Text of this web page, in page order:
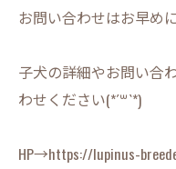
お問い合わせはお早め
子犬の詳細やお問い合
わせください(*´꒳`*)
HP→https://lupinus-